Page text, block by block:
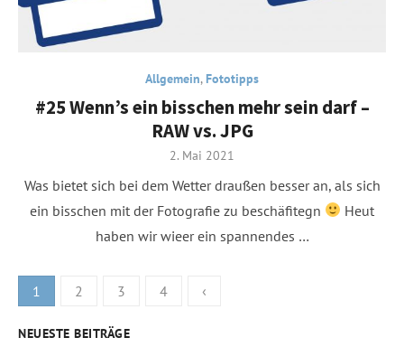
Allgemein, Fototipps
#25 Wenn’s ein bisschen mehr sein darf –
RAW vs. JPG
Posted
2. Mai 2021
Was bietet sich bei dem Wetter draußen besser an, als sich
ein bisschen mit der Fotografie zu beschäfitegn
Heut
haben wir wieer ein spannendes …
Beitragsnavigation
1 2 3 4 ‹
NEUESTE BEITRÄGE